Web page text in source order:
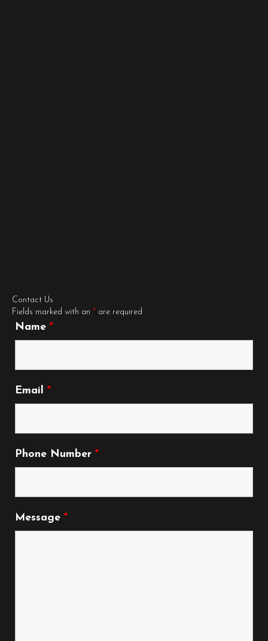
Contact Us
Fields marked with an * are required
Name *
Email *
Phone Number *
Message *